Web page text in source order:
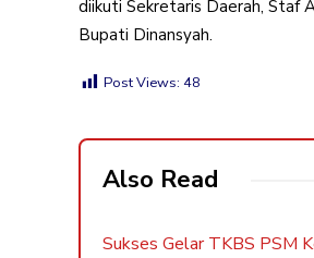
diikuti Sekretaris Daerah, Staf
Bupati Dinansyah.
Post Views: 48
Also Read
Sukses Gelar TKBS PSM